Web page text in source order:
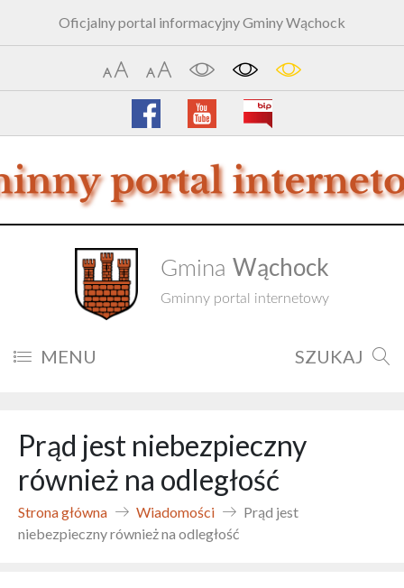
Oficjalny portal informacyjny Gminy Wąchock
Gmina Wąchock
Gminny portal internetowy
MENU SZUKAJ
Prąd jest niebezpieczny
również na odległość
Strona główna Wiadomości
Prąd jest
niebezpieczny również na odległość